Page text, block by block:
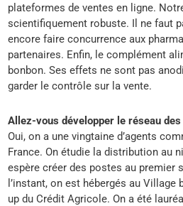
plateformes de ventes en ligne.
scientifiquement robuste. Il ne faut
encore faire concurrence aux
partenaires. Enfin, le complément
bonbon. Ses effets ne sont pas
garder le contrôle sur la vente.
Allez-vous développer le réseau
Oui, on a une vingtaine d’agents
France. On étudie la distribution au
espère créer des postes au premier
l’instant, on est hébergés au
up du Crédit Agricole. On a été